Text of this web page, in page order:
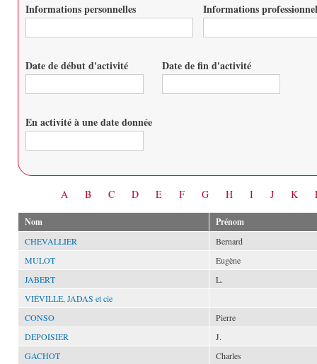
Informations personnelles Informations
Date de début d'activité Date de fin d'activité
En activité à une date donnée
A B C D E F G H I J K
Nom Prénom
CHEVALLIER
Bernard
MULOT
Eugène
JABERT
L.
VIÉVILLE, JADAS et cie
CONSO
Pierre
DEPOISIER
J.
GACHOT
Charles